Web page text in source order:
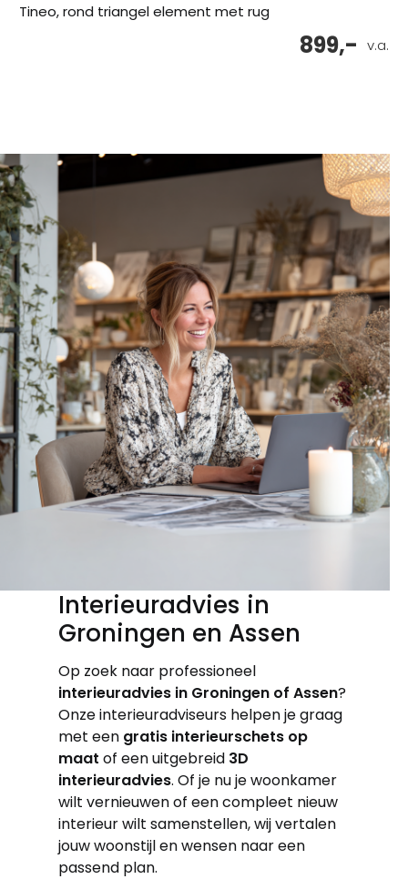
Tineo, rond triangel element met rug
v.a.
899,-
Interieuradvies in
Groningen en Assen
Op zoek naar professioneel
interieuradvies in Groningen of Assen?
Onze interieuradviseurs helpen je graag
met een gratis interieurschets op
maat of een uitgebreid 3D
interieuradvies. Of je nu je woonkamer
wilt vernieuwen of een compleet nieuw
interieur wilt samenstellen, wij vertalen
jouw woonstijl en wensen naar een
passend plan.